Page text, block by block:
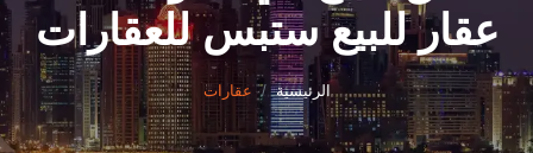
عقار للبيع ستبس للعقارات
الرئيسية عقارات